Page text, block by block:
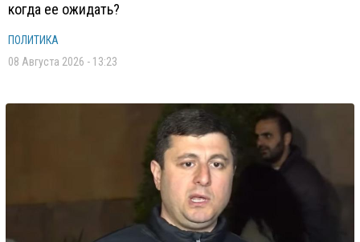
когда ее ожидать?
ПОЛИТИКА
08 Августа 2026 - 13:23